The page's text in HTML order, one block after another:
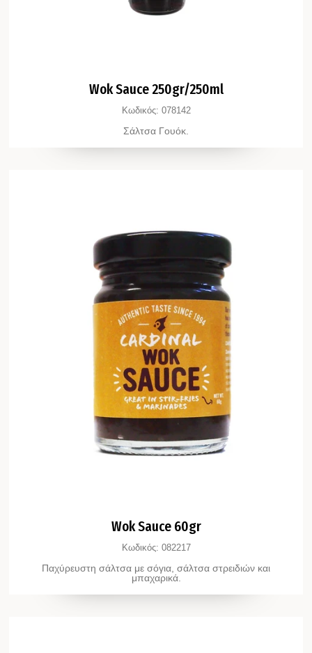
Wok Sauce 250gr/250ml
Κωδικός: 078142
Σάλτσα Γουόκ.
Wok Sauce 60gr
Κωδικός: 082217
Παχύρευστη σάλτσα με σόγια, σάλτσα στρειδιών και
μπαχαρικά.